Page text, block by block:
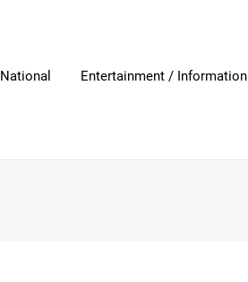
National Entertainment / Information